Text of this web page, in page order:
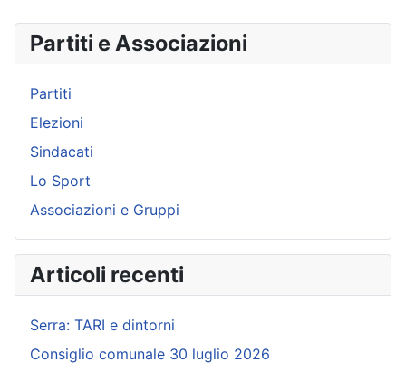
Partiti e Associazioni
Partiti
Elezioni
Sindacati
Lo Sport
Associazioni e Gruppi
Articoli recenti
Serra: TARI e dintorni
Consiglio comunale 30 luglio 2026